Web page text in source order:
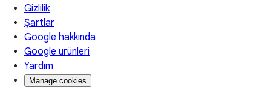
Gizlilik
Şartlar
Google hakkında
Google ürünleri
Yardım
Manage cookies